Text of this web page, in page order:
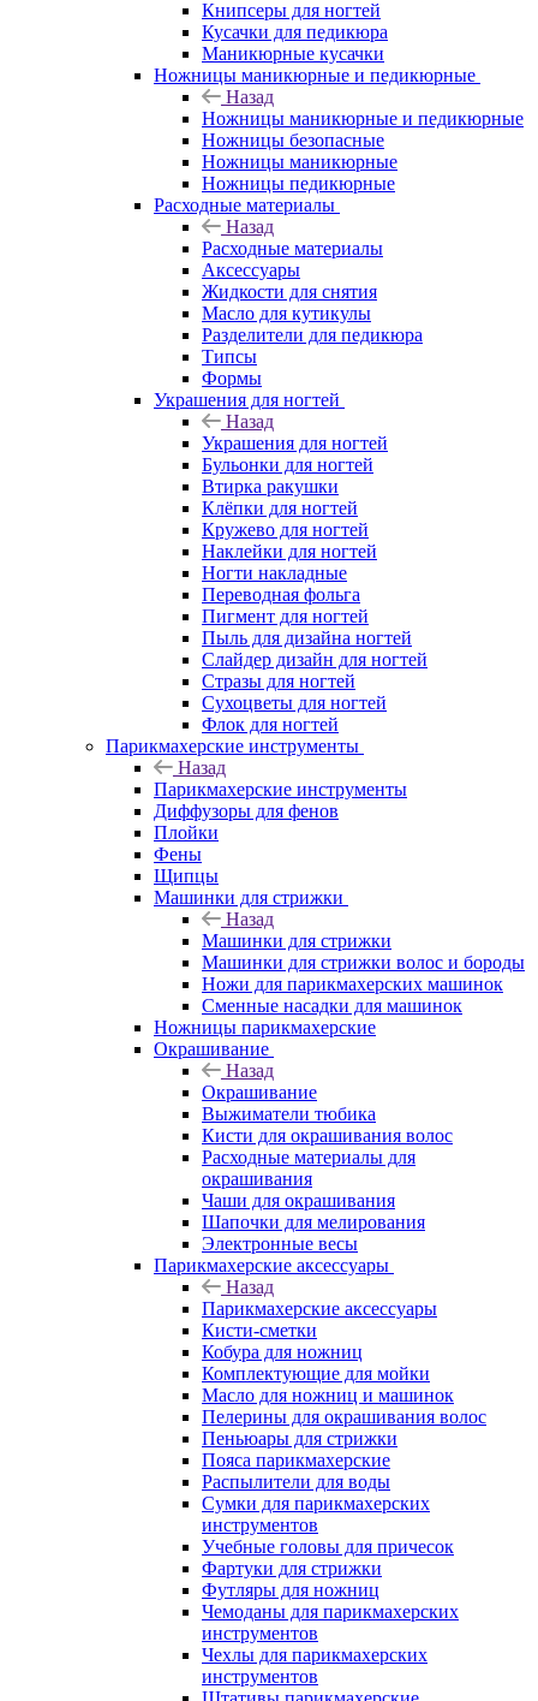
Книпсеры для ногтей
Кусачки для педикюра
Маникюрные кусачки
Ножницы маникюрные и педикюрные
Назад
Ножницы маникюрные и педикюрные
Ножницы безопасные
Ножницы маникюрные
Ножницы педикюрные
Расходные материалы
Назад
Расходные материалы
Аксессуары
Жидкости для снятия
Масло для кутикулы
Разделители для педикюра
Типсы
Формы
Украшения для ногтей
Назад
Украшения для ногтей
Бульонки для ногтей
Втирка ракушки
Клёпки для ногтей
Кружево для ногтей
Наклейки для ногтей
Ногти накладные
Переводная фольга
Пигмент для ногтей
Пыль для дизайна ногтей
Слайдер дизайн для ногтей
Стразы для ногтей
Сухоцветы для ногтей
Флок для ногтей
Парикмахерские инструменты
Назад
Парикмахерские инструменты
Диффузоры для фенов
Плойки
Фены
Щипцы
Машинки для стрижки
Назад
Машинки для стрижки
Машинки для стрижки волос и бороды
Ножи для парикмахерских машинок
Сменные насадки для машинок
Ножницы парикмахерские
Окрашивание
Назад
Окрашивание
Выжиматели тюбика
Кисти для окрашивания волос
Расходные материалы для
окрашивания
Чаши для окрашивания
Шапочки для мелирования
Электронные весы
Парикмахерские аксессуары
Назад
Парикмахерские аксессуары
Кисти-сметки
Кобура для ножниц
Комплектующие для мойки
Масло для ножниц и машинок
Пелерины для окрашивания волос
Пеньюары для стрижки
Пояса парикмахерские
Распылители для воды
Сумки для парикмахерских
инструментов
Учебные головы для причесок
Фартуки для стрижки
Футляры для ножниц
Чемоданы для парикмахерских
инструментов
Чехлы для парикмахерских
инструментов